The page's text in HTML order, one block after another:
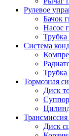
Рулевое
Бачок
Насос
Трубка
Система
Трубка
Тормозная
Диск
Трансмиссия
Диск